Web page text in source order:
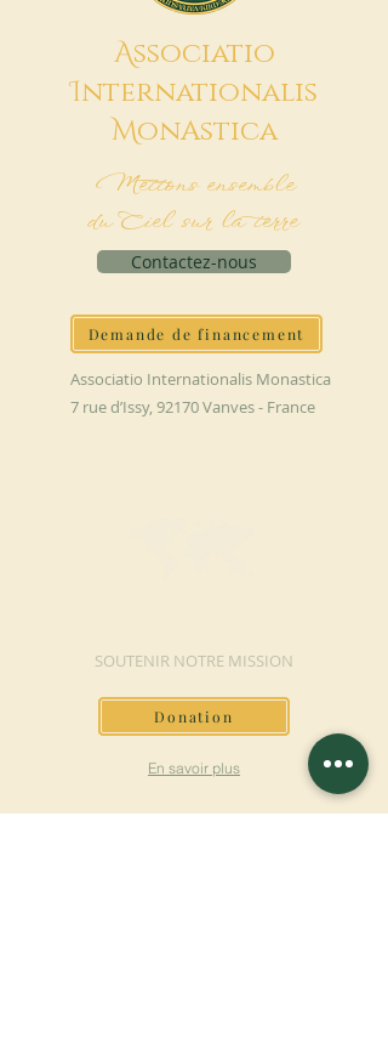
Associatio
Internationalis
MonAstica
Mettons ensemble
du Ciel sur la terre
Contactez-nous
Demande de financement
Associatio Internationalis Monastica
7 rue d’Issy, 92170 Vanves - France
SOUTENIR NOTRE MISSION
Donation
En savoir plus